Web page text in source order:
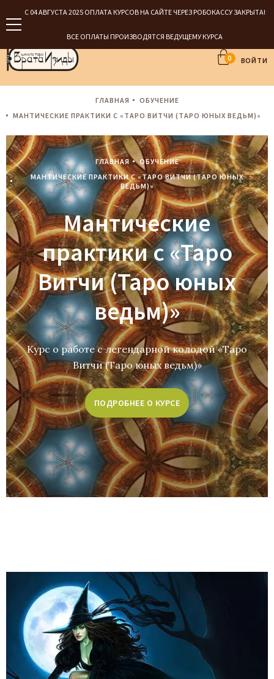
С 04 АВГУСТА 2025 ОПЛАТА КУРСОВ НА САЙТЕ ЧЕРЕЗ РОБОКАССУ ЗАКРЫТА!
ВСЕ ОПЛАТЫ ПРОИЗВОДЯТСЯ ВЕДУЩЕМУ КУРСА
0 ВОЙТИ
ГЛАВНАЯ
ОБУЧЕНИЕ
МАНТИЧЕСКИЕ ПРАКТИКИ С «ТАРО ВИТЧИ (ТАРО ЮНЫХ ВЕДЬМ)»
ГЛАВНАЯ
ОБУЧЕНИЕ
МАНТИЧЕСКИЕ ПРАКТИКИ С «ТАРО ВИТЧИ (ТАРО ЮНЫХ
ВЕДЬМ)»
Мантические
практики с «Таро
Витчи (Таро юных
ведьм)»
Курс о работе с легендарной колодой «Таро
Витчи (Таро юных ведьм)»
ПОДРОБНЕЕ О КУРСЕ